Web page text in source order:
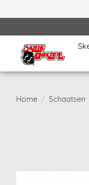
Home / Schaatsen